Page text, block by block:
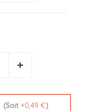
+
(Soit +0,49 €)